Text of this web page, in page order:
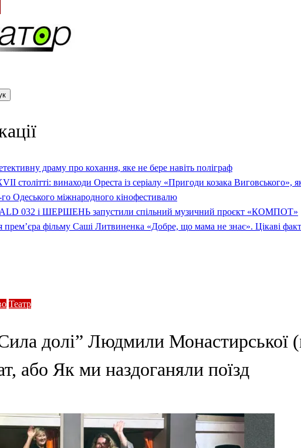
драму про кохання, яке не бере навіть поліграф
столітті: винаходи Ореста із серіалу «Пригоди козака Виговського»,
Одеського міжнародного кінофестивалю
032 і ШЕРШЕНЬ запустили спільний музичний проєкт «КОМПОТ»
фільму Саші Литвиненка «Добре, що мама не знає». Цікаві
Театр
долі” Людмили Монастирської
або Як ми наздоганяли поїзд